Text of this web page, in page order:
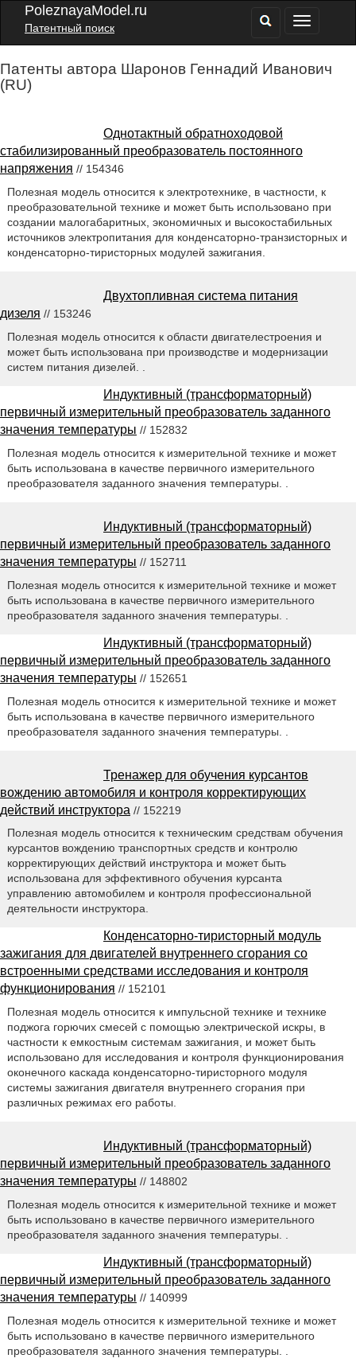
PoleznayaModel.ru
Патентный поиск
Патенты автора Шаронов Геннадий Иванович
(RU)
Однотактный обратноходовой
стабилизированный преобразователь постоянного
напряжения // 154346
Полезная модель относится к электротехнике, в частности, к
преобразовательной технике и может быть использовано при
создании малогабаритных, экономичных и высокостабильных
источников электропитания для конденсаторно-транзисторных и
конденсаторно-тиристорных модулей зажигания.
Двухтопливная система питания
дизеля // 153246
Полезная модель относится к области двигателестроения и
может быть использована при производстве и модернизации
систем питания дизелей. .
Индуктивный (трансформаторный)
первичный измерительный преобразователь заданного
значения температуры // 152832
Полезная модель относится к измерительной технике и может
быть использована в качестве первичного измерительного
преобразователя заданного значения температуры. .
Индуктивный (трансформаторный)
первичный измерительный преобразователь заданного
значения температуры // 152711
Полезная модель относится к измерительной технике и может
быть использована в качестве первичного измерительного
преобразователя заданного значения температуры. .
Индуктивный (трансформаторный)
первичный измерительный преобразователь заданного
значения температуры // 152651
Полезная модель относится к измерительной технике и может
быть использована в качестве первичного измерительного
преобразователя заданного значения температуры. .
Тренажер для обучения курсантов
вождению автомобиля и контроля корректирующих
действий инструктора // 152219
Полезная модель относится к техническим средствам обучения
курсантов вождению транспортных средств и контролю
корректирующих действий инструктора и может быть
использована для эффективного обучения курсанта
управлению автомобилем и контроля профессиональной
деятельности инструктора.
Конденсаторно-тиристорный модуль
зажигания для двигателей внутреннего сгорания со
встроенными средствами исследования и контроля
функционирования // 152101
Полезная модель относится к импульсной технике и технике
поджога горючих смесей с помощью электрической искры, в
частности к емкостным системам зажигания, и может быть
использовано для исследования и контроля функционирования
оконечного каскада конденсаторно-тиристорного модуля
системы зажигания двигателя внутреннего сгорания при
различных режимах его работы.
Индуктивный (трансформаторный)
первичный измерительный преобразователь заданного
значения температуры // 148802
Полезная модель относится к измерительной технике и может
быть использовано в качестве первичного измерительного
преобразователя заданного значения температуры. .
Индуктивный (трансформаторный)
первичный измерительный преобразователь заданного
значения температуры // 140999
Полезная модель относится к измерительной технике и может
быть использовано в качестве первичного измерительного
преобразователя заданного значения температуры. .